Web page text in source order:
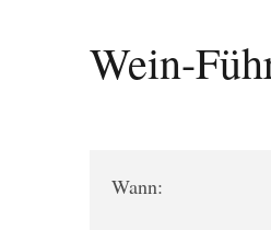
Wein-
Wann: